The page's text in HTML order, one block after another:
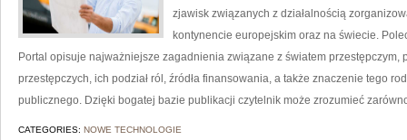
zjawisk związanych z działalnością
kontynencie europejskim oraz na świecie.
Portal opisuje najważniejsze zagadnienia związane z światem
przestępczych, ich podział ról, źródła finansowania, a także znaczenie tego
publicznego. Dzięki bogatej bazie publikacji czytelnik może zrozumieć
CATEGORIES: NOWE TECHNOLOGIE